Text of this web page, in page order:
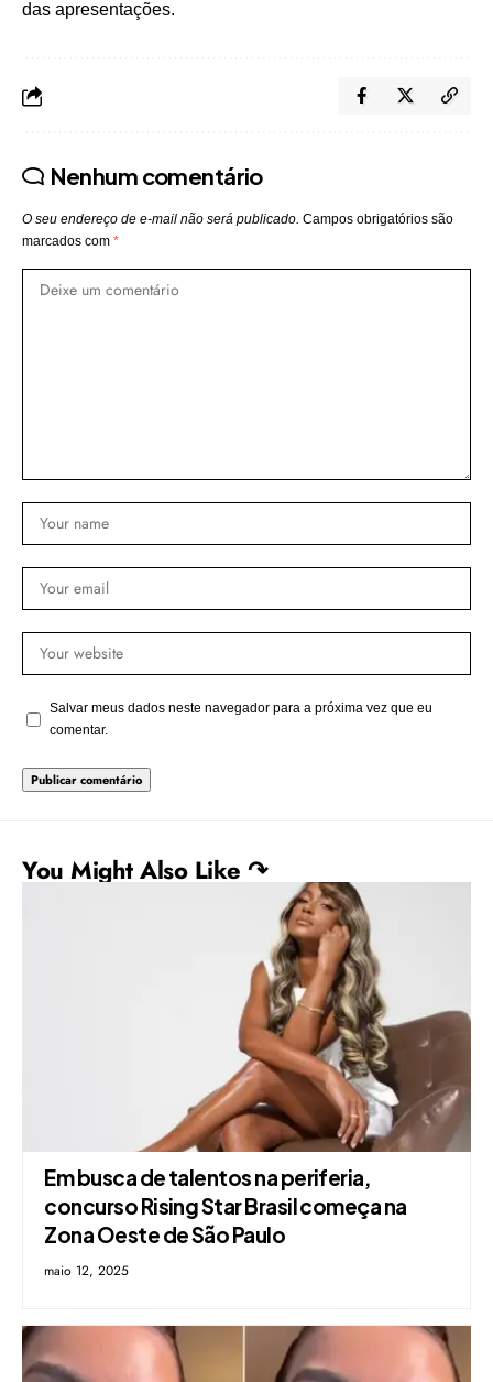
das apresentações.
Nenhum comentário
O seu endereço de e-mail não será publicado. Campos obrigatórios são
marcados com *
Salvar meus dados neste navegador para a próxima vez que eu
comentar.
You Might Also Like ↷
Em busca de talentos na periferia,
concurso Rising Star Brasil começa na
Zona Oeste de São Paulo
maio 12, 2025